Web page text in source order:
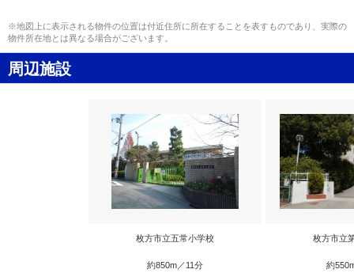
※地図上に表示される物件の位置は付近住所に所在することを表すものであり、実際の
物件所在地とは異なる場合がございます。
周辺施設
枚方市立五常小学校
約850m／11分
枚方市立
約